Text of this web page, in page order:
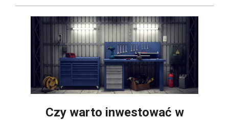
Czy warto inwestować w